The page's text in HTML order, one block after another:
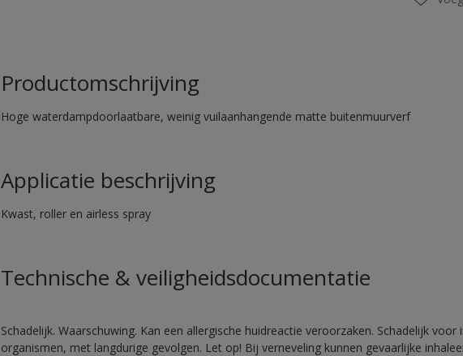
Productomschrijving
Hoge waterdampdoorlaatbare, weinig vuilaanhangende matte buitenmuurverf
Applicatie beschrijving
Kwast, roller en airless spray
Technische & veiligheidsdocumentatie
Schadelijk. Waarschuwing. Kan een allergische huidreactie veroorzaken. Schadelijk voor
organismen, met langdurige gevolgen. Let op! Bij verneveling kunnen gevaarlijke